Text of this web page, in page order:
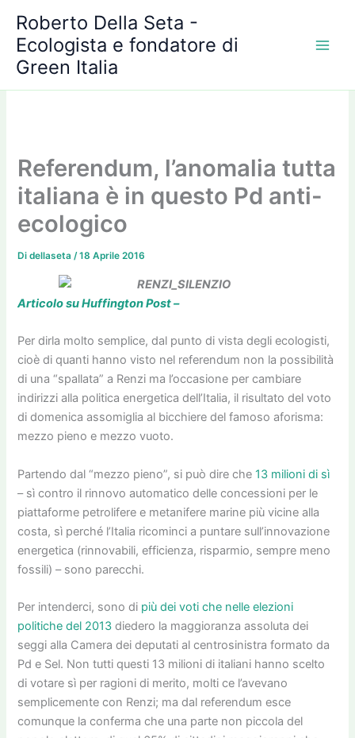
contenuto
Roberto Della Seta -
Ecologista e fondatore di
Green Italia
Referendum, l’anomalia tutta
italiana è in questo Pd anti-
ecologico
Didellaseta/18 Aprile 2016
Articolo su Huffington Post –
Per dirla molto semplice, dal punto di vista degli ecologisti,
cioè di quanti hanno visto nel referendum non la possibilità
di una “spallata” a Renzi ma l’occasione per cambiare
indirizzi alla politica energetica dell’Italia, il risultato del voto
di domenica assomiglia al bicchiere del famoso aforisma:
mezzo pieno e mezzo vuoto.
Partendo dal “mezzo pieno”, si può dire che13 milioni di sì
– sì contro il rinnovo automatico delle concessioni per le
piattaforme petrolifere e metanifere marine più vicine alla
costa, sì perché l’Italia ricominci a puntare sull’innovazione
energetica (rinnovabili, efficienza, risparmio, sempre meno
fossili) – sono parecchi.
Per intenderci, sono di più dei voti che nelle elezioni
politiche del 2013 diedero la maggioranza assoluta dei
seggi alla Camera dei deputati al centrosinistra formato da
Pd e Sel. Non tutti questi 13 milioni di italiani hanno scelto
di votare sì per ragioni di merito, molti ce l’avevano
semplicemente con Renzi; ma dal referendum esce
comunque la conferma che una parte non piccola del
r
c
h
i